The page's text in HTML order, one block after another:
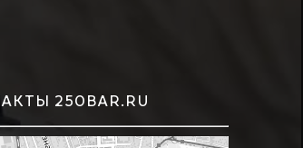
250BAR.RU